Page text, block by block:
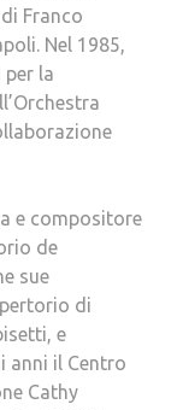
Franco
Nel 1985,
per la
e compositore
de
sue
di
e
anni il Centro
Cathy